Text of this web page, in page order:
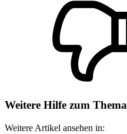
Weitere Hilfe zum Thema
Weitere Artikel ansehen in: